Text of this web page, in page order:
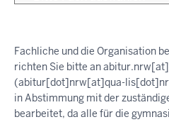
Fachliche und die Organisation
richten Sie bitte anabitur.nrw[at]
(abitur[dot]nrw[at]qua-
in Abstimmung mit der
bearbeitet, da alle für die